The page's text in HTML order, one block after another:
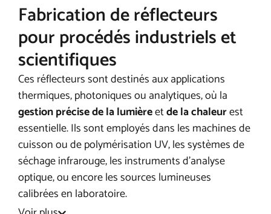
Fabrication de réflecteurs
pour procédés industriels et
scientifiques
Ces réflecteurs sont destinés aux applications
thermiques, photoniques ou analytiques, où la
gestion précise de la lumièreetde la chaleurest
essentielle. Ils sont employés dans les machines de
cuisson ou de polymérisation UV, les systèmes de
séchage infrarouge, les instruments d’analyse
optique, ou encore les sources lumineuses
calibrées en laboratoire.